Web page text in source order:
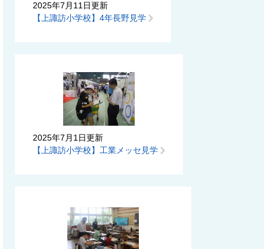
2025年7月11日更新
【上諏訪小学校】4年長野見学
2025年7月1日更新
【上諏訪小学校】工業メッセ見学